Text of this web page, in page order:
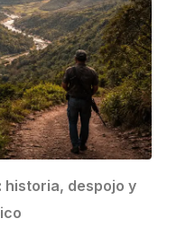
despojo y